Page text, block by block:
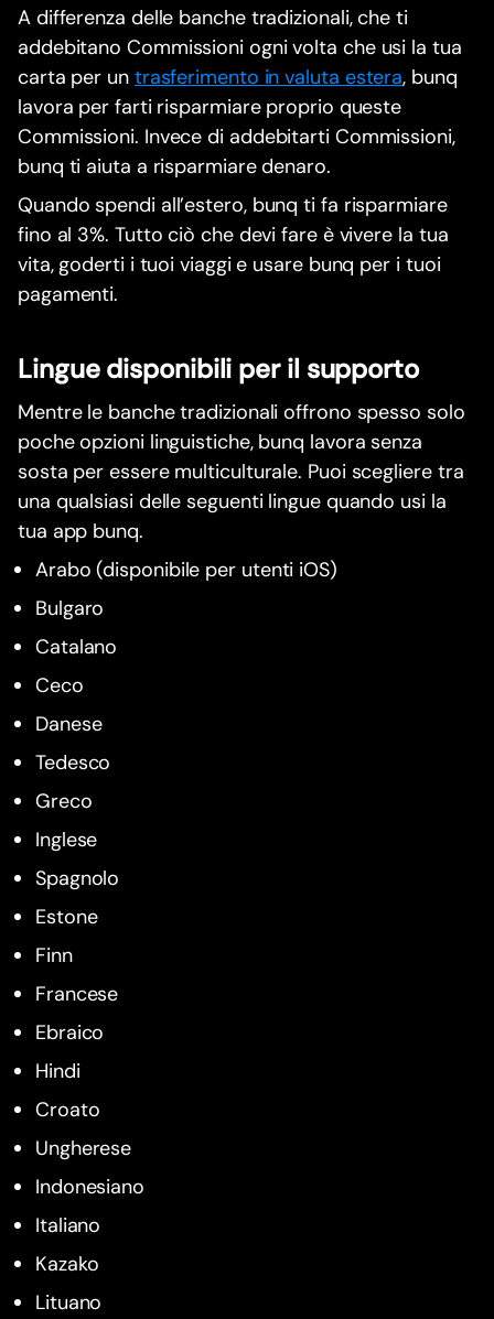
A differenza delle banche tradizionali, che ti
addebitano Commissioni ogni volta che usi la tua
carta per un trasferimento in valuta estera, bunq
lavora per farti risparmiare proprio queste
Commissioni. Invece di addebitarti Commissioni,
bunq ti aiuta a risparmiare denaro.
Quando spendi all’estero, bunq ti fa risparmiare
fino al 3%. Tutto ciò che devi fare è vivere la tua
vita, goderti i tuoi viaggi e usare bunq per i tuoi
pagamenti.
Lingue disponibili per il supporto
Mentre le banche tradizionali offrono spesso solo
poche opzioni linguistiche, bunq lavora senza
sosta per essere multiculturale. Puoi scegliere tra
una qualsiasi delle seguenti lingue quando usi la
tua app bunq.
Arabo (disponibile per utenti iOS)
Bulgaro
Catalano
Ceco
Danese
Tedesco
Greco
Inglese
Spagnolo
Estone
Finn
Francese
Ebraico
Hindi
Croato
Ungherese
Indonesiano
Italiano
Kazako
Lituano